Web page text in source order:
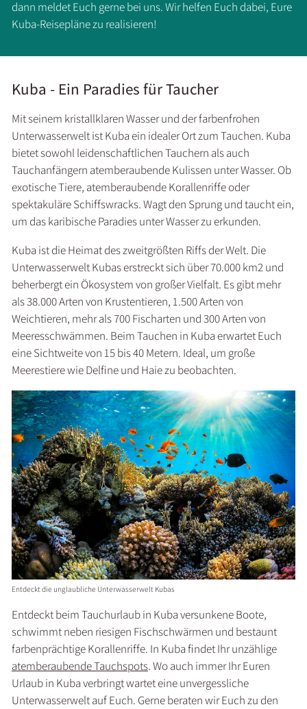
dann meldet Euch gerne bei uns. Wir helfen Euch dabei, Eure
Kuba-Reisepläne zu realisieren!
Kuba - Ein Paradies für Taucher
Mit seinem kristallklaren Wasser und der farbenfrohen
Unterwasserwelt ist Kuba ein idealer Ort zum Tauchen. Kuba
bietet sowohl leidenschaftlichen Tauchern als auch
Tauchanfängern atemberaubende Kulissen unter Wasser. Ob
exotische Tiere, atemberaubende Korallenriffe oder
spektakuläre Schiffswracks. Wagt den Sprung und taucht ein,
um das karibische Paradies unter Wasser zu erkunden.
Kuba ist die Heimat des zweitgrößten Riffs der Welt. Die
Unterwasserwelt Kubas erstreckt sich über 70.000 km2 und
beherbergt ein Ökosystem von großer Vielfalt. Es gibt mehr
als 38.000 Arten von Krustentieren, 1.500 Arten von
Weichtieren, mehr als 700 Fischarten und 300 Arten von
Meeresschwämmen. Beim Tauchen in Kuba erwartet Euch
eine Sichtweite von 15 bis 40 Metern. Ideal, um große
Meerestiere wie Delfine und Haie zu beobachten.
Entdeckt die unglaubliche Unterwasserwelt Kubas
Entdeckt beim Tauchurlaub in Kuba versunkene Boote,
schwimmt neben riesigen Fischschwärmen und bestaunt
farbenprächtige Korallenriffe. In Kuba findet Ihr unzählige
atemberaubende Tauchspots. Wo auch immer Ihr Euren
Urlaub in Kuba verbringt wartet eine unvergessliche
Unterwasserwelt auf Euch. Gerne beraten wir Euch zu den